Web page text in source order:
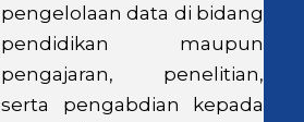
pengelolaan data di bidang
pendidikan maupun
pengajaran, penelitian,
serta pengabdian kepada